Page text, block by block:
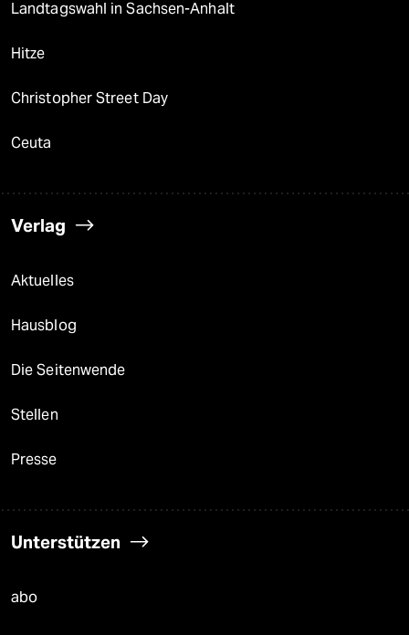
Landtagswahl in Sachsen-Anhalt
Hitze
Christopher Street Day
Ceuta
Verlag
Aktuelles
Hausblog
Die Seitenwende
Stellen
Presse
Unterstützen
abo